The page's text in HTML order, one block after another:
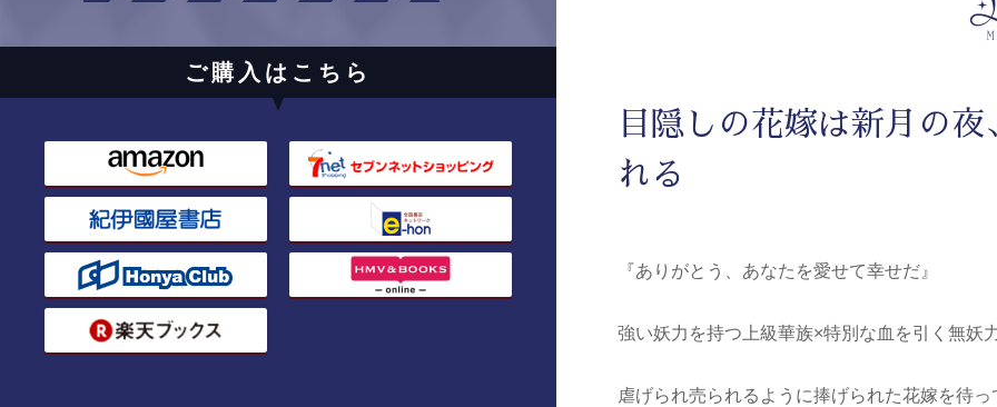
ご購入はこちら
目隠しの花嫁は新月の
れる
『ありがとう、あなたを愛せて幸せだ』
強い妖力を持つ上級華族×特別な血を引く無妖
虐げられ売られるように捧げられた花嫁を待っ